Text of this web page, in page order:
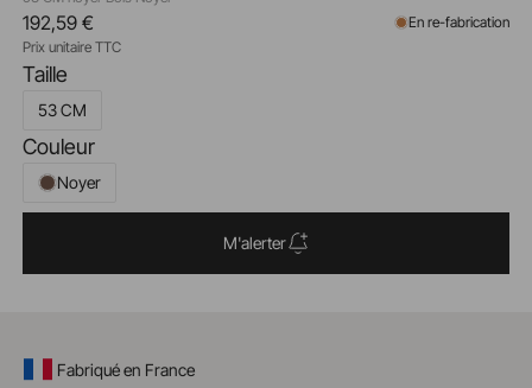
Taille
53 CM
Couleur
Noyer
192,59 €
Prix unitaire TTC
En re-fabrication
M'alerter
Fabriqué en France